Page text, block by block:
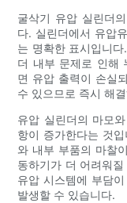
굴삭기 유압 실린더
다. 실린더에서 유압
는 명확한 표시입니
더 내부 문제로 인해
면 유압 출력이 손실
수 있으므로 즉시 해
유압 실린더의 마모
항이 증가한다는 것
와 내부 부품의 마찰
동하기가 더 어려워
유압 시스템에 부담
발생할 수 있습니다.